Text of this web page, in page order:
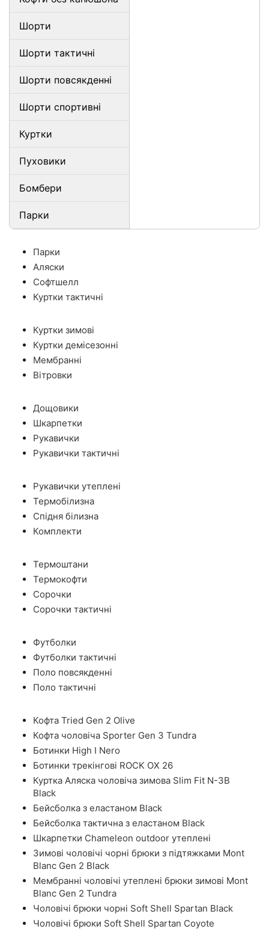
Шорти
Шорти тактичні
Шорти повсякденні
Шорти спортивні
Куртки
Пуховики
Бомбери
Парки
Парки
Аляски
Софтшелл
Куртки тактичні
Куртки зимові
Куртки демісезонні
Мембранні
Вітровки
Дощовики
Шкарпетки
Рукавички
Рукавички тактичні
Рукавички утеплені
Термобілизна
Спідня білизна
Комплекти
Термоштани
Термокофти
Сорочки
Сорочки тактичні
Футболки
Футболки тактичні
Поло повсякденні
Поло тактичні
Кофта Tried Gen 2 Olive
Кофта чоловіча Sporter Gen 3 Tundra
Ботинки High I Nero
Ботинки трекінгові ROCK OX 26
Куртка Аляска чоловіча зимова Slim Fit N-3B
Black
Бейсболка з еластаном Black
Бейсболка тактична з еластаном Black
Шкарпетки Chameleon outdoor утеплені
Зимові чоловічі чорні брюки з підтяжками Mont
Blanc Gen 2 Black
Мембранні чоловічі утеплені брюки зимові Mont
Blanc Gen 2 Tundra
Чоловічі брюки чорні Soft Shell Spartan Black
Чоловічі брюки Soft Shell Spartan Coyote